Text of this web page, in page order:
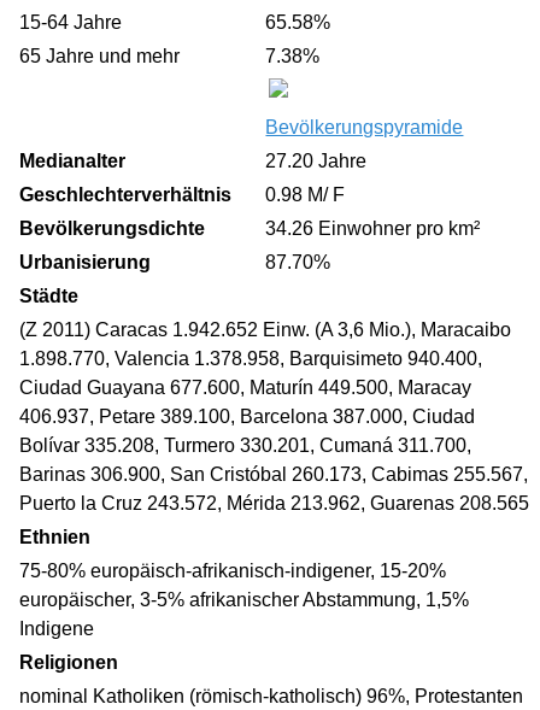
15-64 Jahre
65.58%
65 Jahre und mehr
7.38%
Bevölkerungspyramide
Medianalter
27.20 Jahre
Geschlechterverhältnis
0.98 M/ F
Bevölkerungsdichte
34.26 Einwohner pro km²
Urbanisierung
87.70%
Städte
(Z 2011) Caracas 1.942.652 Einw. (A 3,6 Mio.), Maracaibo
1.898.770, Valencia 1.378.958, Barquisimeto 940.400,
Ciudad Guayana 677.600, Maturín 449.500, Maracay
406.937, Petare 389.100, Barcelona 387.000, Ciudad
Bolívar 335.208, Turmero 330.201, Cumaná 311.700,
Barinas 306.900, San Cristóbal 260.173, Cabimas 255.567,
Puerto la Cruz 243.572, Mérida 213.962, Guarenas 208.565
Ethnien
75-80% europäisch-afrikanisch-indigener, 15-20%
europäischer, 3-5% afrikanischer Abstammung, 1,5%
Indigene
Religionen
nominal Katholiken (römisch-katholisch) 96%, Protestanten